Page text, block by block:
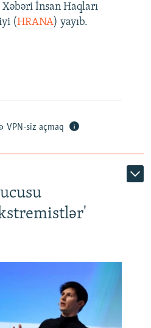
İnsan Haqları
(HRANA) yayıb.
VPN-siz açmaq